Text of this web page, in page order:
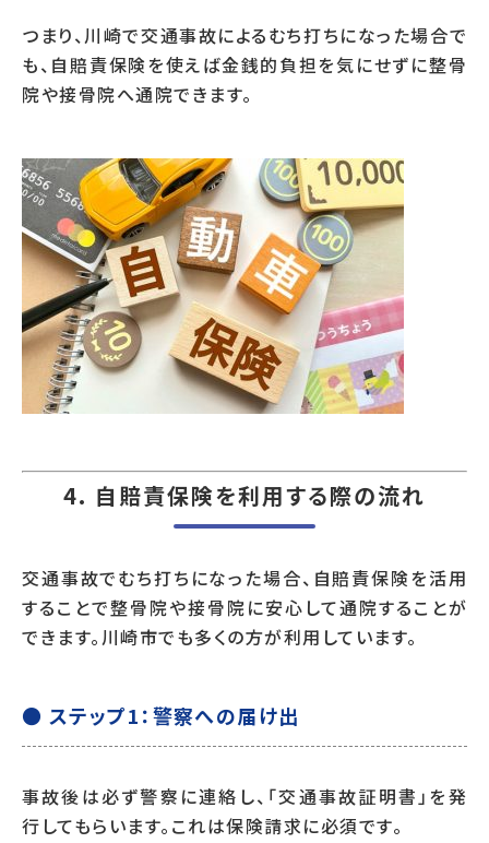
つまり、川崎で交通事故によるむち打ちになった場合で
も、自賠責保険を使えば金銭的負担を気にせずに整骨
院や接骨院へ通院できます。
4. 自賠責保険を利用する際の流れ
交通事故でむち打ちになった場合、自賠責保険を活用
することで整骨院や接骨院に安心して通院することが
できます。川崎市でも多くの方が利用しています。
● ステップ1：警察への届け出
事故後は必ず警察に連絡し、「交通事故証明書」を発
行してもらいます。これは保険請求に必須です。